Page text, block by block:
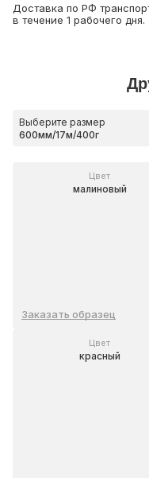
Доставка по РФ
в течение 1 рабочего дня.
Выберите размер
Цвет
малиновый
Заказать образец
Цвет
красный